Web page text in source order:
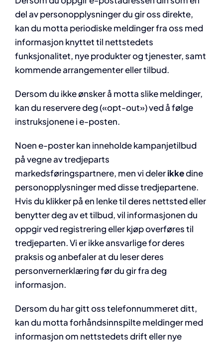
del av personopplysninger du gir oss direkte,
kan du motta periodiske meldinger fra oss med
informasjon knyttet til nettstedets
funksjonalitet, nye produkter og tjenester, samt
kommende arrangementer eller tilbud.
Dersom du ikke ønsker å motta slike meldinger,
kan du reservere deg («opt-out») ved å følge
instruksjonene i e-posten.
Noen e-poster kan inneholde kampanjetilbud
på vegne av tredjeparts
markedsføringspartnere, men vi delerikkedine
personopplysninger med disse tredjepartene.
Hvis du klikker på en lenke til deres nettsted eller
benytter deg av et tilbud, vil informasjonen du
oppgir ved registrering eller kjøp overføres til
tredjeparten. Vi er ikke ansvarlige for deres
praksis og anbefaler at du leser deres
personvernerklæring før du gir fra deg
informasjon.
Dersom du har gitt oss telefonnummeret ditt,
kan du motta forhåndsinnspilte meldinger med
informasjon om nettstedets drift eller nye